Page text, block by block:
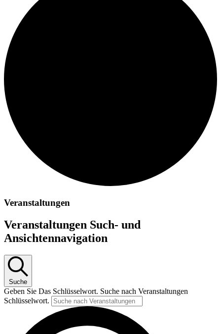
Veranstaltungen
Veranstaltungen Such- und
Ansichtennavigation
Suche
Geben Sie Das Schlüsselwort. Suche nach Veranstaltungen
Schlüsselwort.